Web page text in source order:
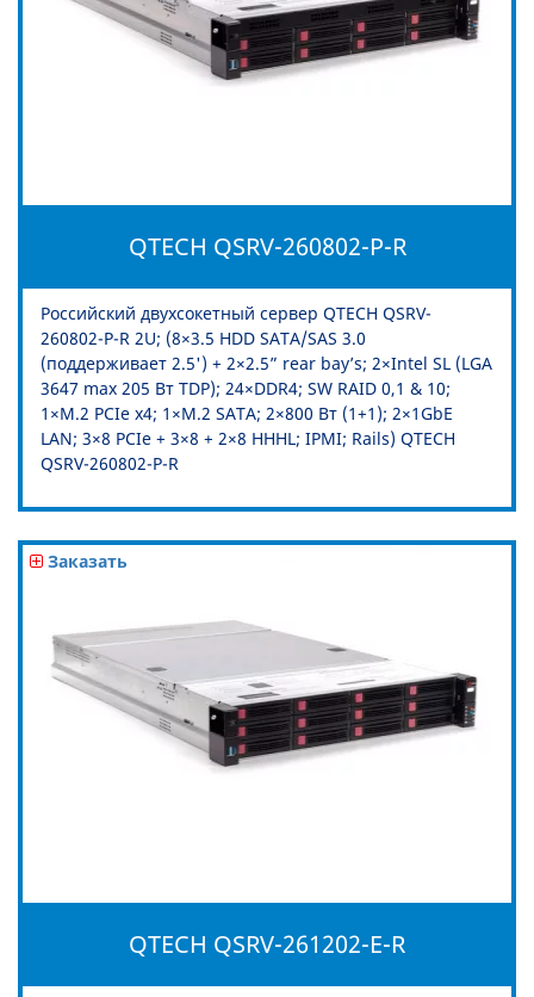
QTECH QSRV-260802-P-R
Российский двухсокетный сервер QTECH QSRV-
260802-P-R 2U; (8×3.5 HDD SATA/SAS 3.0
(поддерживает 2.5') + 2×2.5” rear bay’s; 2×Intel SL (LGA
3647 max 205 Вт TDP); 24×DDR4; SW RAID 0,1 & 10;
1×M.2 PCIe x4; 1×M.2 SATA; 2×800 Вт (1+1); 2×1GbE
LAN; 3×8 PCIe + 3×8 + 2×8 HHHL; IPMI; Rails) QTECH
QSRV-260802-P-R
Заказать
QTECH QSRV-261202-E-R